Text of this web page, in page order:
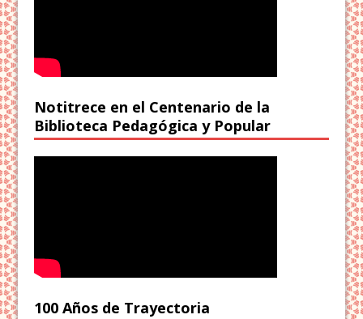
Notitrece en el Centenario de la
Biblioteca Pedagógica y Popular
100 Años de Trayectoria